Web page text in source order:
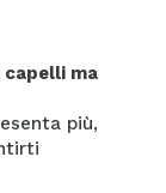
capelli ma
più,